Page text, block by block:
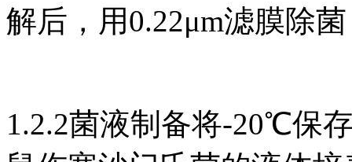
解后，用0.22μm滤膜除
1.2.2菌液制备将-20℃保